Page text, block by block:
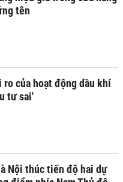
tên
ro của hoạt động dầu khí
tư sai'
Nội thúc tiến độ hai dự